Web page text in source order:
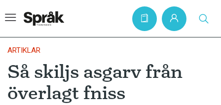
Hem
Artiklar
ARTIKLAR
Så skiljs asgarv från
överlagt fniss